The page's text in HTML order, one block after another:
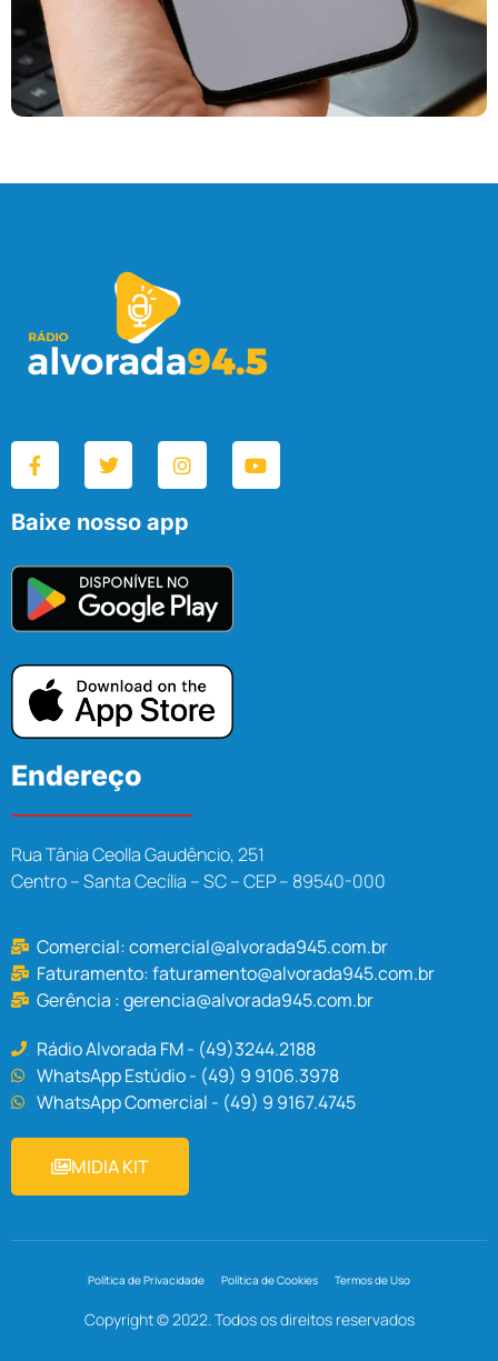
Baixe nosso app
Endereço
Rua Tânia Ceolla Gaudêncio, 251
Centro – Santa Cecília – SC – CEP – 89540-000
Comercial:comercial@alvorada945.com.br
Faturamento:faturamento@alvorada945.com.br
Gerência :gerencia@alvorada945.com.br
Rádio Alvorada FM - (49)3244.2188
WhatsApp Estúdio - (49) 9 9106.3978
WhatsApp Comercial - (49) 9 9167.4745
MIDIA KIT
Política de Privacidade Política de Cookies Termos de Uso
Copyright © 2022. Todos os direitos reservados